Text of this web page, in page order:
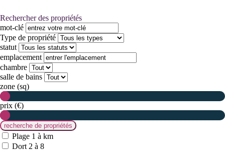
Rechercher des propriétés
mot-clé
Type de propriété
statut
emplacement
chambre
salle de bains
zone (sq)
prix (€)
Plage 1 à km
Dort 2 à 8